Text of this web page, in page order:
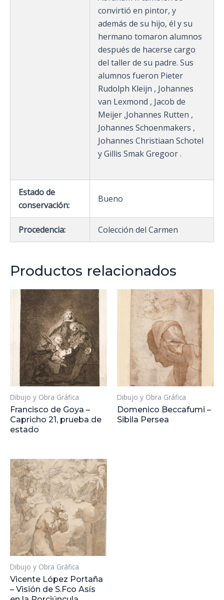
convirtió en pintor, y
además de su hijo, él y su
hermano tomaron alumnos
después de hacerse cargo
del taller de su padre. Sus
alumnos fueron Pieter
Rudolph Kleijn , Johannes
van Lexmond , Jacob de
Meijer ,Johannes Rutten ,
Johannes Schoenmakers ,
Johannes Christiaan Schotel
y Gillis Smak Gregoor .
Estado de
conservación:
Bueno
Procedencia: Colección del Carmen
Productos relacionados
Dibujo y Obra Gráfica
Francisco de Goya –
Capricho 21, prueba de
estado
Dibujo y Obra Gráfica
Domenico Beccafumi –
Sibila Persea
Dibujo y Obra Gráfica
Vicente López Portaña
– Visión de S.Fco Asís